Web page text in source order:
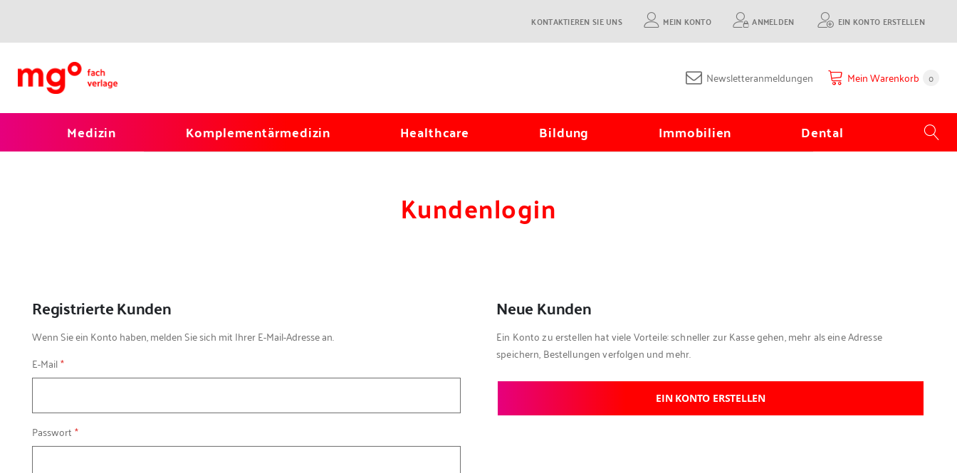
KONTAKTIEREN SIE UNS MEIN KONTO ANMELDEN EIN KONTO ERSTELLEN
Newsletteranmeldungen Mein Warenkorb 0
Medizin Komplementärmedizin Healthcare Bildung Immobilien Dental
Kundenlogin
Registrierte Kunden
Wenn Sie ein Konto haben, melden Sie sich mit Ihrer E-Mail-Adresse an.
E-Mail
Passwort
Neue Kunden
Ein Konto zu erstellen hat viele Vorteile: schneller zur Kasse gehen, mehr als eine Adresse
speichern, Bestellungen verfolgen und mehr.
EIN KONTO ERSTELLEN